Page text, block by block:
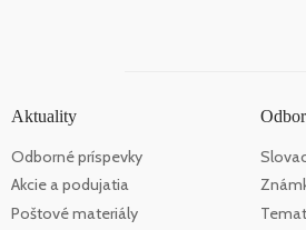
Aktuality
Odborné príspevky
Akcie a podujatia
Poštové materiály